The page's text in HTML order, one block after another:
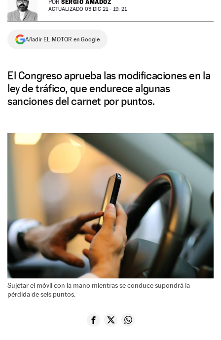
NEWSLETTER
SÍGUENOS
POR SERGIO AMADOZ
ACTUALIZADO 03 DIC 21 - 19: 21
Añadir EL MOTOR en Google
El Congreso aprueba las modificaciones en la
ley de tráfico, que endurece algunas
sanciones del carnet por puntos.
Sujetar el móvil con la mano mientras se conduce supondrá la
pérdida de seis puntos.